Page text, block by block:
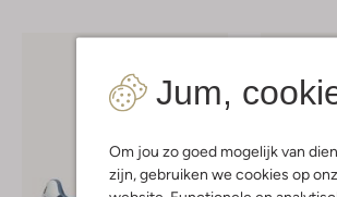
Jum,
Om jou zo goed mogelijk van
zijn, gebruiken we cookies op